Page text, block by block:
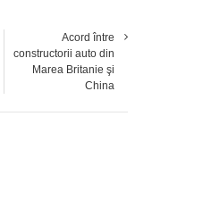
Acord între
constructorii auto din
Marea Britanie şi
China